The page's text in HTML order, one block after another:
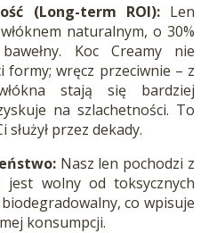
(Long-term ROI):Len
naturalnym, o 30%
Koc Creamy nie
formy; wręcz przeciwnie – z
stają się bardziej
na szlachetności. To
przez dekady.
Nasz len pochodzi z
jest wolny od toksycznych
co wpisuje
konsumpcji.